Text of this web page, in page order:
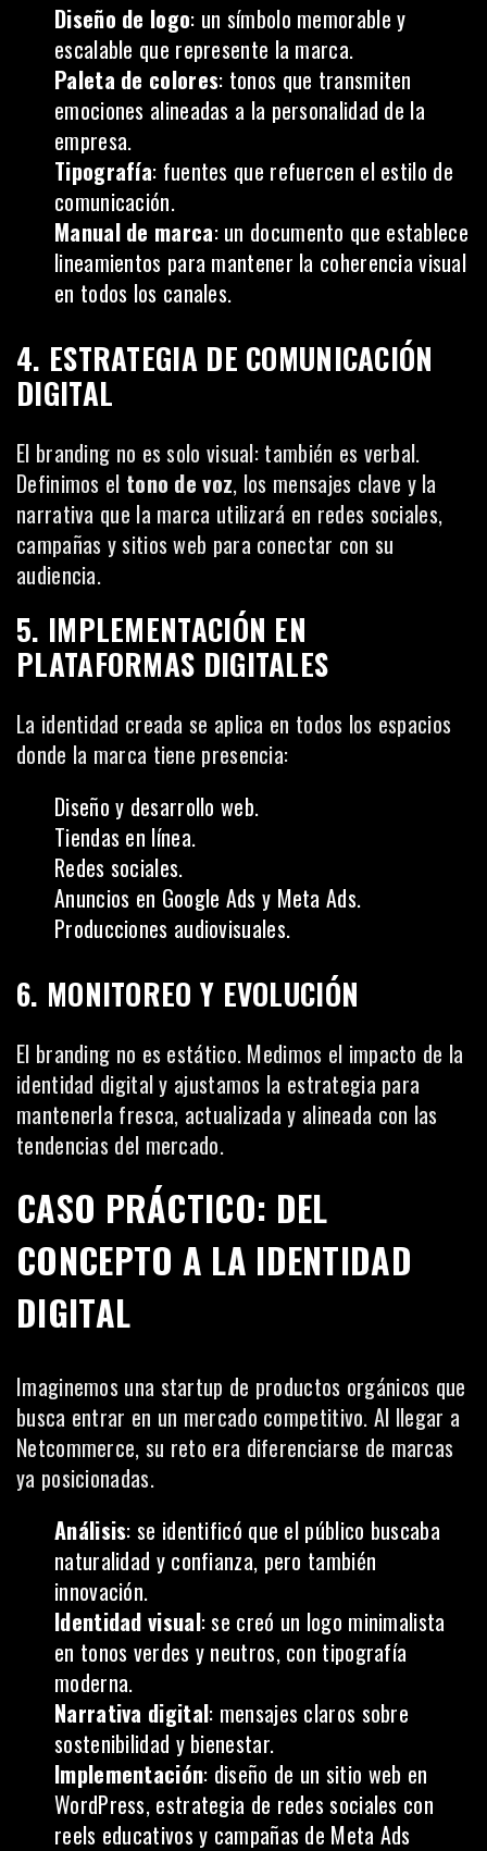
Diseño de logo: un símbolo memorable y
escalable que represente la marca.
Paleta de colores: tonos que transmiten
emociones alineadas a la personalidad de la
empresa.
Tipografía: fuentes que refuercen el estilo de
comunicación.
Manual de marca: un documento que establece
lineamientos para mantener la coherencia visual
en todos los canales.
4. ESTRATEGIA DE COMUNICACIÓN
DIGITAL
El branding no es solo visual: también es verbal.
Definimos el tono de voz, los mensajes clave y la
narrativa que la marca utilizará en redes sociales,
campañas y sitios web para conectar con su
audiencia.
5. IMPLEMENTACIÓN EN
PLATAFORMAS DIGITALES
La identidad creada se aplica en todos los espacios
donde la marca tiene presencia:
Diseño y desarrollo web.
Tiendas en línea.
Redes sociales.
Anuncios en Google Ads y Meta Ads.
Producciones audiovisuales.
6. MONITOREO Y EVOLUCIÓN
El branding no es estático. Medimos el impacto de la
identidad digital y ajustamos la estrategia para
mantenerla fresca, actualizada y alineada con las
tendencias del mercado.
CASO PRÁCTICO: DEL
CONCEPTO A LA IDENTIDAD
DIGITAL
Imaginemos una startup de productos orgánicos que
busca entrar en un mercado competitivo. Al llegar a
Netcommerce, su reto era diferenciarse de marcas
ya posicionadas.
Análisis: se identificó que el público buscaba
naturalidad y confianza, pero también
innovación.
Identidad visual: se creó un logo minimalista
en tonos verdes y neutros, con tipografía
moderna.
Narrativa digital: mensajes claros sobre
sostenibilidad y bienestar.
Implementación: diseño de un sitio web en
WordPress, estrategia de redes sociales con
reels educativos y campañas de Meta Ads